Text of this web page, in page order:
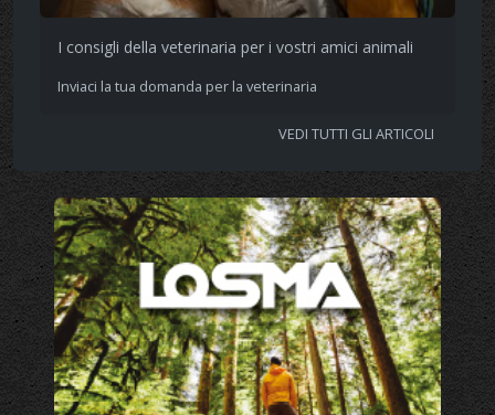
I consigli della veterinaria per i vostri amici animali
Inviaci la tua domanda per la veterinaria
VEDI TUTTI GLI ARTICOLI